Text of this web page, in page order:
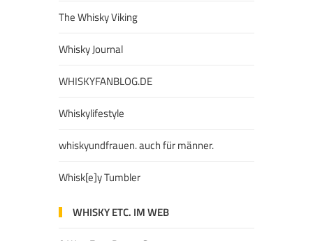
The Whisky Viking
Whisky Journal
WHISKYFANBLOG.DE
Whiskylifestyle
whiskyundfrauen. auch für männer.
Whisk[e]y Tumbler
WHISKY ETC. IM WEB